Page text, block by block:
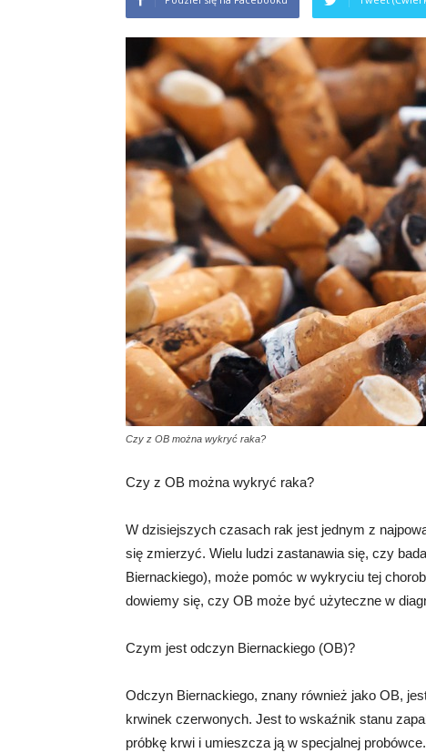
Czy z OB można wykryć raka?
Czy z OB można wykryć raka?
W dzisiejszych czasach rak jest jednym z
się zmierzyć. Wielu ludzi zastanawia się, czy
Biernackiego), może pomóc w wykryciu tej
dowiemy się, czy OB może być użyteczne w
Czym jest odczyn Biernackiego (OB)?
Odczyn Biernackiego, znany również jako OB,
krwinek czerwonych. Jest to wskaźnik stanu
próbkę krwi i umieszcza ją w specjalnej